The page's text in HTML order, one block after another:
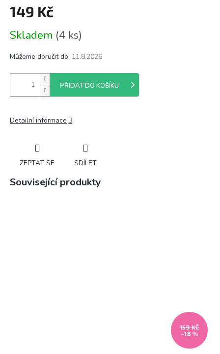
149 Kč
cena:
Skladem (4 ks)
Můžeme doručit do: 11.8.2026
PŘIDAT DO KOŠÍKU
Detailní informace
ZEPTAT SE SDÍLET
Související produkty
159 KČ
–18 %